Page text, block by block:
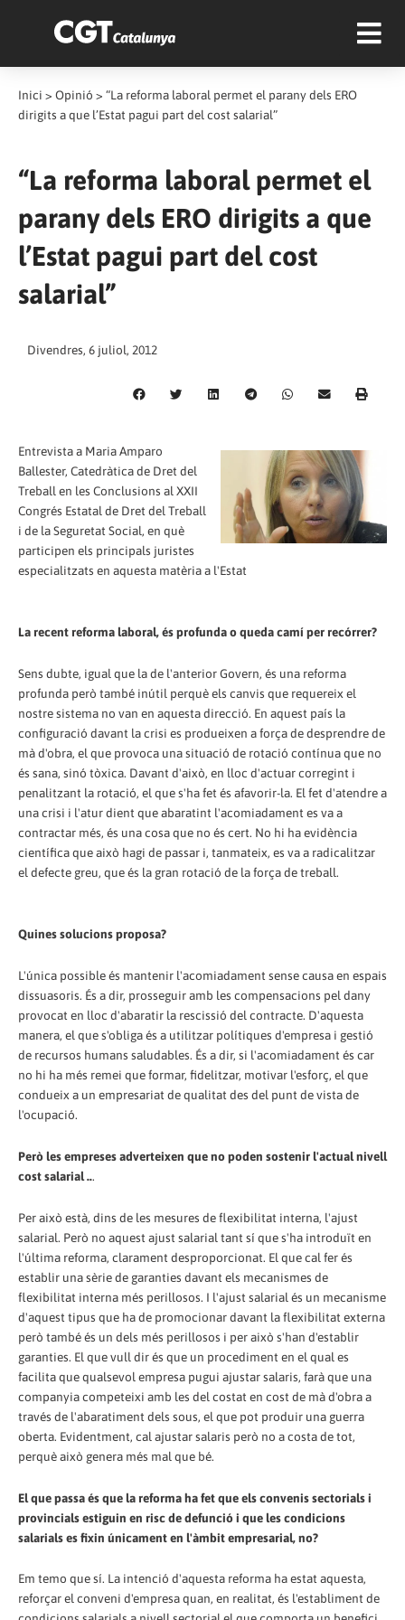
Inici > Opinió > “La reforma laboral permet el parany dels ERO
dirigits a que l’Estat pagui part del cost salarial”
“La reforma laboral permet el
parany dels ERO dirigits a que
l’Estat pagui part del cost
salarial”
Divendres, 6 juliol, 2012
Entrevista a Maria Amparo
Ballester, Catedràtica de Dret del
Treball en les Conclusions al XXII
Congrés Estatal de Dret del Treball
i de la Seguretat Social, en què
participen els principals juristes
especialitzats en aquesta matèria a l'Estat
La recent reforma laboral, és profunda o queda camí per recórrer?
Sens dubte, igual que la de l'anterior Govern, és una reforma
profunda però també inútil perquè els canvis que requereix el
nostre sistema no van en aquesta direcció. En aquest país la
configuració davant la crisi es produeixen a força de desprendre de
mà d'obra, el que provoca una situació de rotació contínua que no
és sana, sinó tòxica. Davant d'això, en lloc d'actuar corregint i
penalitzant la rotació, el que s'ha fet és afavorir-la. El fet d'atendre a
una crisi i l'atur dient que abaratint l'acomiadament es va a
contractar més, és una cosa que no és cert. No hi ha evidència
científica que això hagi de passar i, tanmateix, es va a radicalitzar
el defecte greu, que és la gran rotació de la força de treball.
Quines solucions proposa?
L'única possible és mantenir l'acomiadament sense causa en espais
dissuasoris. És a dir, prosseguir amb les compensacions pel dany
provocat en lloc d'abaratir la rescissió del contracte. D'aquesta
manera, el que s'obliga és a utilitzar polítiques d'empresa i gestió
de recursos humans saludables. És a dir, si l'acomiadament és car
no hi ha més remei que formar, fidelitzar, motivar l'esforç, el que
condueix a un empresariat de qualitat des del punt de vista de
l'ocupació.
Però les empreses adverteixen que no poden sostenir l'actual nivell
cost salarial ...
Per això està, dins de les mesures de flexibilitat interna, l'ajust
salarial. Però no aquest ajust salarial tant sí que s'ha introduït en
l'última reforma, clarament desproporcionat. El que cal fer és
establir una sèrie de garanties davant els mecanismes de
flexibilitat interna més perillosos. I l'ajust salarial és un mecanisme
d'aquest tipus que ha de promocionar davant la flexibilitat externa
però també és un dels més perillosos i per això s'han d'establir
garanties. El que vull dir és que un procediment en el qual es
facilita que qualsevol empresa pugui ajustar salaris, farà que una
companyia competeixi amb les del costat en cost de mà d'obra a
través de l'abaratiment dels sous, el que pot produir una guerra
oberta. Evidentment, cal ajustar salaris però no a costa de tot,
perquè això genera més mal que bé.
El que passa és que la reforma ha fet que els convenis sectorials i
provincials estiguin en risc de defunció i que les condicions
salarials es fixin únicament en l'àmbit empresarial, no?
Em temo que sí. La intenció d'aquesta reforma ha estat aquesta,
reforçar el conveni d'empresa quan, en realitat, és l'establiment de